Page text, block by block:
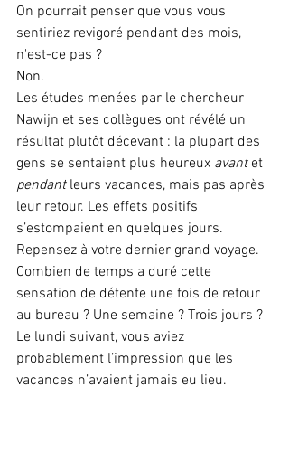
On pourrait penser que vous vous
sentiriez revigoré pendant des mois,
n'est-ce pas ?
Non.
Les études menées par le chercheur
Nawijn et ses collègues ont révélé un
résultat plutôt décevant : la plupart des
gens se sentaient plus heureux avant et
pendant leurs vacances, mais pas après
leur retour. Les effets positifs
s’estompaient en quelques jours.
Repensez à votre dernier grand voyage.
Combien de temps a duré cette
sensation de détente une fois de retour
au bureau ? Une semaine ? Trois jours ?
Le lundi suivant, vous aviez
probablement l’impression que les
vacances n’avaient jamais eu lieu.